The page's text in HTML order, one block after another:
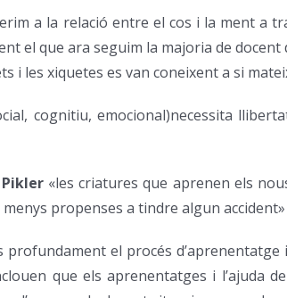
a la relació entre el cos i la ment a
el que ara seguim la majoria de
i les xiquetes es van coneixent a si
cognitiu, emocional)necessita
«les criatures que aprenen els
propenses a tindre algun accident»
profundament el procés
que els aprenentatges i l’ajuda